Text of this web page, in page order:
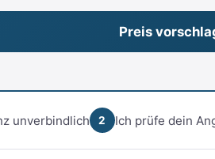
unverbindlich 2 Ich prüfe dein